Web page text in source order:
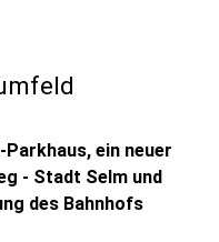
ein neuer
- Stadt Selm und
des Bahnhofs